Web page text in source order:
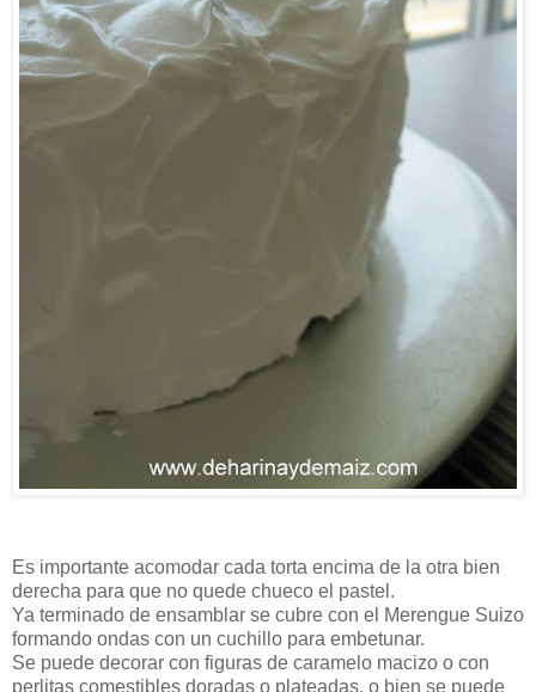
Es importante acomodar cada torta encima de la otra bien
derecha para que no quede chueco el pastel.
Ya terminado de ensamblar se cubre con el Merengue Suizo
formando ondas con un cuchillo para embetunar.
Se puede decorar con figuras de caramelo macizo o con
perlitas comestibles doradas o plateadas, o bien se puede